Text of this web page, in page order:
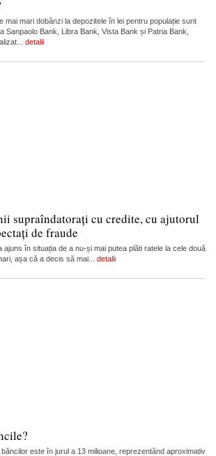
mai mari dobânzi la depozitele în lei pentru populație sunt
Sanpaolo Bank, Libra Bank, Vista Bank și Patria Bank,
detalii
supraîndatorați cu credite, cu ajutorul
de fraude
ajuns în situația de a nu-și mai putea plăti ratele la cele două
așa că a decis să mai... detalii
este în jurul a 13 milioane, reprezentând aproximativ